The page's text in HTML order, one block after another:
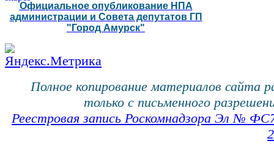
Официальное опубликование НПА
администрации и Совета депутатов ГП
"Город Амурск"
Полное копирование материалов сайта
только с письменного
Реестровая запись Роскомнадзора Эл №